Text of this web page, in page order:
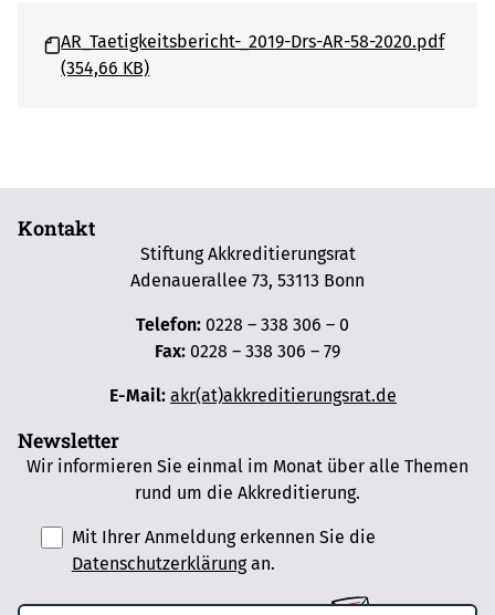
AR_Taetigkeitsbericht-_2019-Drs-AR-58-2020.pdf
(354,66 KB)
Kontakt
Stiftung Akkreditierungsrat
Adenauerallee 73, 53113 Bonn
Telefon:0228 – 338 306 – 0
Fax: 0228 – 338 306 – 79
E-Mail: akr(at)akkreditierungsrat.de
Newsletter
Wir informieren Sie einmal im Monat über alle Themen
rund um die Akkreditierung.
Mit Ihrer Anmeldung erkennen Sie die
Datenschutzerklärungan.